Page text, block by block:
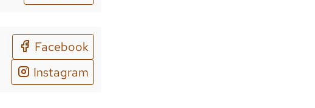
Facebook
Instagram